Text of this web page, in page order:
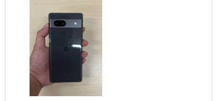
Tổng thể, vi xử lý trên Google Pixel 7a 128GB cũ đáp
ứng tốt cho các tác vụ cơ bản và thời lượng pin sử
dụng khá tốt. Tuy nhiên, cần lưu ý về vấn đề nhiệt độ
tăng cao khi chơi game liên tục trong thời gian dài.
Đánh giá